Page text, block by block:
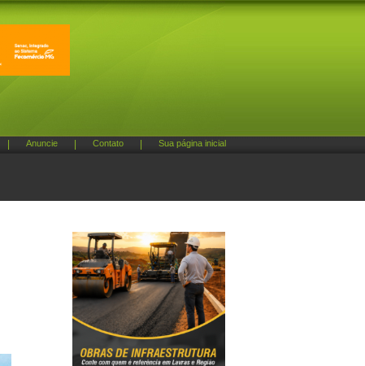
Anuncie Contato Sua página inicial